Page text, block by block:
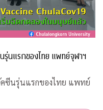
รุ่นแรกของไทย แพทย์จุฬาฯ
คซีนรุ่นแรกของไทย แพทย์